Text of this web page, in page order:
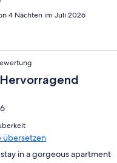
4 Nächten im Juli 2026
übersetzen
in a gorgeous apartment